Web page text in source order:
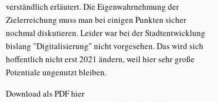
verständlich erläutert. Die Eigenwahrnehmung der
Zielerreichung muss man bei einigen Punkten sicher
nochmal diskutieren. Leider war bei der Stadtentwicklung
bislang "Digitalisierung" nicht vorgesehen. Das wird sich
hoffentlich nicht erst 2021 ändern, weil hier sehr große
Potentiale ungenutzt bleiben.
Download als PDF hier